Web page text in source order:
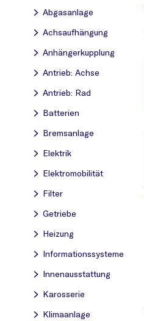
Abgasanlage
Achsaufhängung
Anhängerkupplung
Antrieb: Achse
Antrieb: Rad
Batterien
Bremsanlage
Elektrik
Elektromobilität
Filter
Getriebe
Heizung
Informationssysteme
Innenausstattung
Karosserie
Klimaanlage